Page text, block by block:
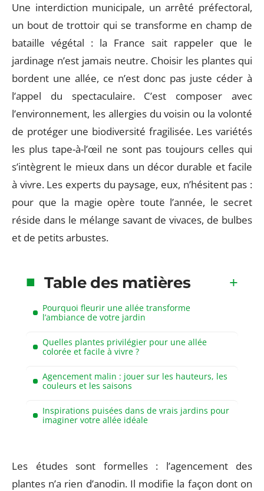
Une interdiction municipale, un arrêté préfectoral,
un bout de trottoir qui se transforme en champ de
bataille végétal : la France sait rappeler que le
jardinage n’est jamais neutre. Choisir les plantes qui
bordent une allée, ce n’est donc pas juste céder à
l’appel du spectaculaire. C’est composer avec
l’environnement, les allergies du voisin ou la volonté
de protéger une biodiversité fragilisée. Les variétés
les plus tape-à-l’œil ne sont pas toujours celles qui
s’intègrent le mieux dans un décor durable et facile
à vivre. Les experts du paysage, eux, n’hésitent pas :
pour que la magie opère toute l’année, le secret
réside dans le mélange savant de vivaces, de bulbes
et de petits arbustes.
Table des matières
Pourquoi fleurir une allée transforme
l’ambiance de votre jardin
Quelles plantes privilégier pour une allée
colorée et facile à vivre ?
Agencement malin : jouer sur les hauteurs, les
couleurs et les saisons
Inspirations puisées dans de vrais jardins pour
imaginer votre allée idéale
Les études sont formelles : l’agencement des
plantes n’a rien d’anodin. Il modifie la façon dont on